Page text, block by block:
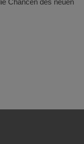
Chancen des neuen